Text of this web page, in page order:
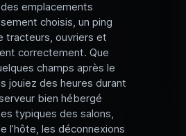
emplacements
choisis, un ping
tracteurs, ouvriers et
correctement. Que
champs après le
jouiez des heures durant
bien hébergé
typiques des salons,
l’hôte, les déconnexions